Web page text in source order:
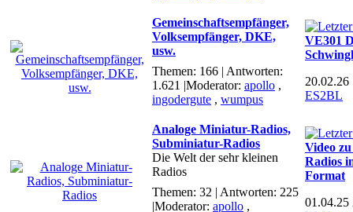
Gemeinschaftsempfänger,
Volksempfänger, DKE,
usw.
Themen: 166 | Antworten:
1.621 |Moderator: apollo ,
ingodergute , wumpus
VE301
20.02.26
ES2BL
Analoge Miniatur-Radios,
Subminiatur-Radios
Die Welt der sehr kleinen
Radios
Themen: 32 | Antworten: 225
|Moderator: apollo ,
Video
Radios
Format
01.04.25